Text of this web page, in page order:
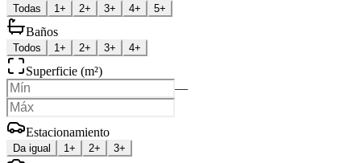
Todas 1+ 2+ 3+ 4+ 5+
Baños
Todos 1+ 2+ 3+ 4+
Superficie (m²)
—
Estacionamiento
Da igual 1+ 2+ 3+